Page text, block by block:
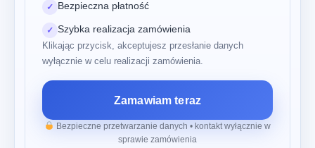
✓ Bezpieczna płatność
✓ Szybka realizacja zamówienia
Klikając przycisk, akceptujesz przesłanie danych
wyłącznie w celu realizacji zamówienia.
Zamawiam teraz
Bezpieczne przetwarzanie danych • kontakt wyłącznie w
sprawie zamówienia